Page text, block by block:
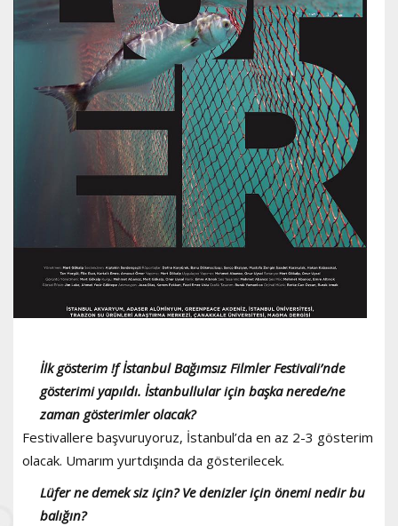
İlk gösterim !f İstanbul Bağımsız Filmler Festivali’nde
gösterimi yapıldı. İstanbullular için başka nerede/ne
zaman gösterimler olacak?
Festivallere başvuruyoruz, İstanbul’da en az 2-3 gösterim
olacak. Umarım yurtdışında da gösterilecek.
Lüfer ne demek siz için? Ve denizler için önemi nedir bu
balığın?